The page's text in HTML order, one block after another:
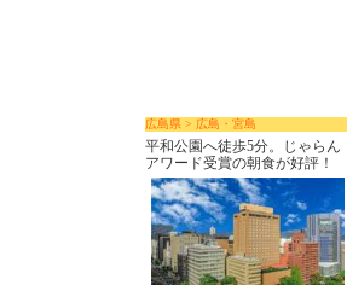
広島県 > 広島・宮島
平和公園へ徒歩5分。じゃらん
アワード受賞の朝食が好評！